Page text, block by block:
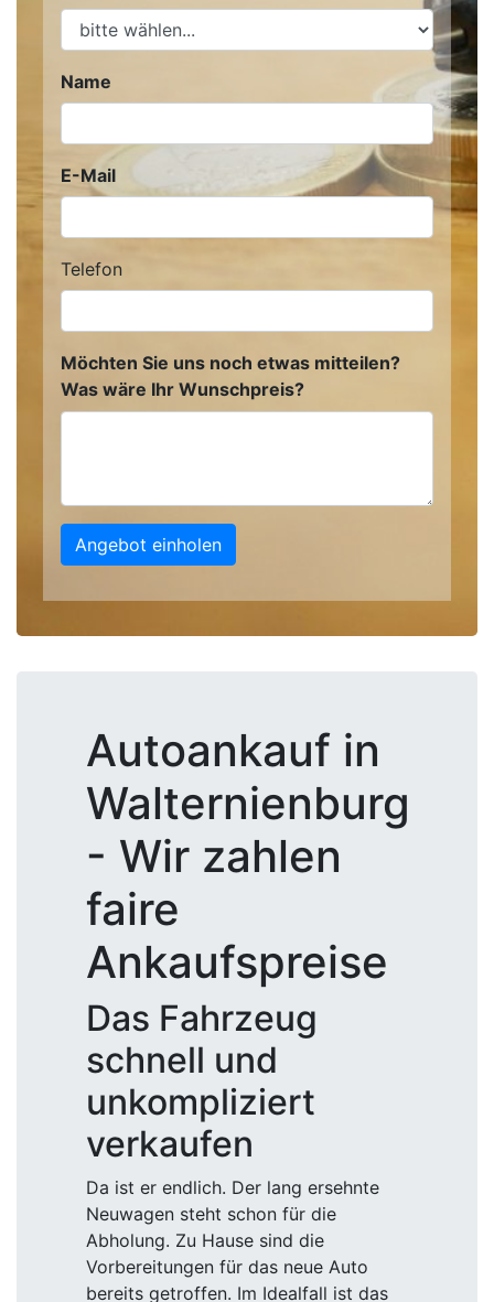
Name
E-Mail
Telefon
Möchten Sie uns noch etwas mitteilen?
Was wäre Ihr Wunschpreis?
Angebot einholen
Autoankauf in
Walternienburg
- Wir zahlen
faire
Ankaufspreise
Das Fahrzeug
schnell und
unkompliziert
verkaufen
Da ist er endlich. Der lang ersehnte
Neuwagen steht schon für die
Abholung. Zu Hause sind die
Vorbereitungen für das neue Auto
bereits getroffen. Im Idealfall ist das